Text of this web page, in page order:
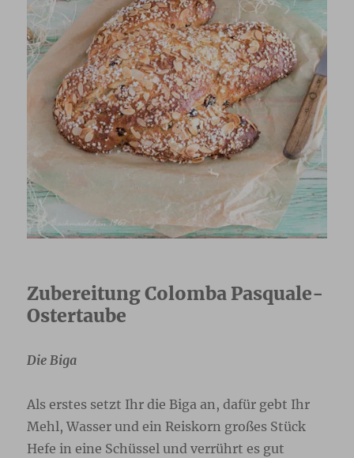
Zubereitung Colomba Pasquale-
Ostertaube
Die Biga
Als erstes setzt Ihr die Biga an, dafür gebt Ihr
Mehl, Wasser und ein Reiskorn großes Stück
Hefe in eine Schüssel und verrührt es gut